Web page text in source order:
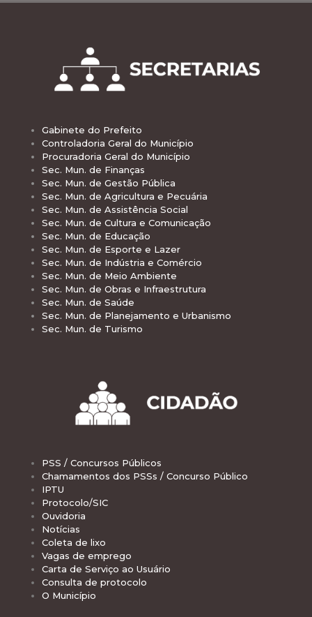
Gabinete do Prefeito
Controladoria Geral do Município
Procuradoria Geral do Município
Sec. Mun. de Finanças
Sec. Mun. de Gestão Pública
Sec. Mun. de Agricultura e Pecuária
Sec. Mun. de Assistência Social
Sec. Mun. de Cultura e Comunicação
Sec. Mun. de Educação
Sec. Mun. de Esporte e Lazer
Sec. Mun. de Indústria e Comércio
Sec. Mun. de Meio Ambiente
Sec. Mun. de Obras e Infraestrutura
Sec. Mun. de Saúde
Sec. Mun. de Planejamento e Urbanismo
Sec. Mun. de Turismo
PSS / Concursos Públicos
Chamamentos dos PSSs / Concurso Público
IPTU
Protocolo/SIC
Ouvidoria
Notícias
Coleta de lixo
Vagas de emprego
Carta de Serviço ao Usuário
Consulta de protocolo
O Município